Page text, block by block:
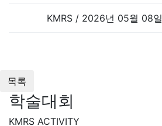
KMRS / 2026년 05월 08
학술대회
KMRS ACTIVITY